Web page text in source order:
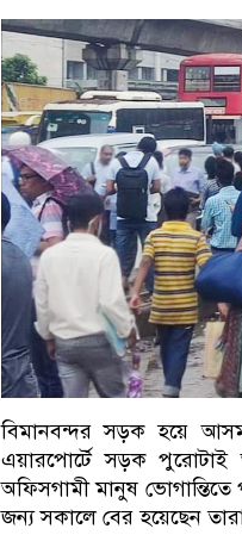
বিমানবন্দর সড়ক হয়ে
এয়ারপোর্টে সড়ক
অফিসগামী মানুষ
জন্য সকালে বের হয়েছেন